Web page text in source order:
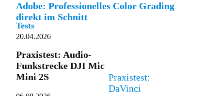
Adobe: Professionelles Color Grading
direkt im Schnitt
20.04.2026
Tests
Praxistest: Audio-
Funkstrecke DJI Mic
Mini 2S
Praxistest:
DaVinci